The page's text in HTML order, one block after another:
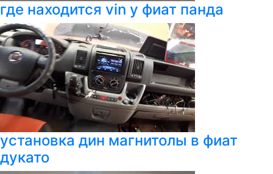
где находится vin у фиат панда
установка дин магнитолы в фиат
дукато